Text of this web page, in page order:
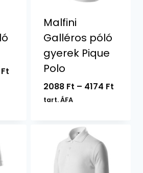
FtÁrtartomány:
Malfini
Galléros póló
gyerek Pique
Polo
2088 Ft – 4174 Ft
tart. ÁFA